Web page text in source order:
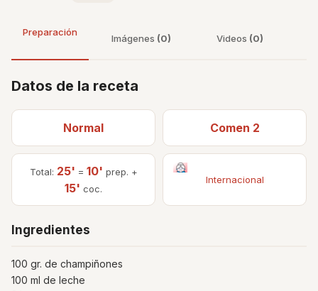
Preparación
Imágenes (0) Videos (0)
Datos de la receta
Normal Comen 2
Total: 25' = 10' prep. +
15' coc.
Internacional
Ingredientes
100 gr. de champiñones
100 ml de leche